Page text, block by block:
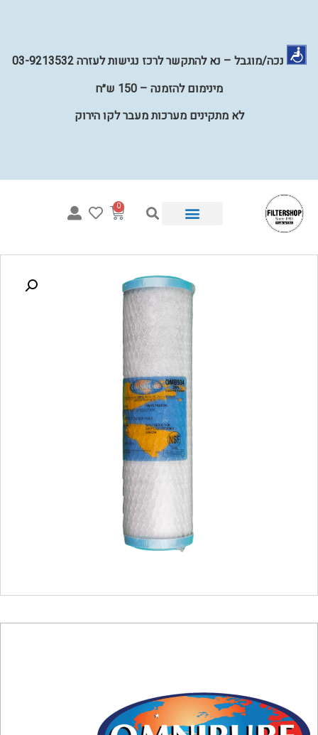
נכה/מוגבל – נא להתקשר לרכז נגישות לעזרה 03-9213532
מינימום להזמנה – 150 ש״ח
לא מתקינים מערכות מעבר לקו הירוק
0